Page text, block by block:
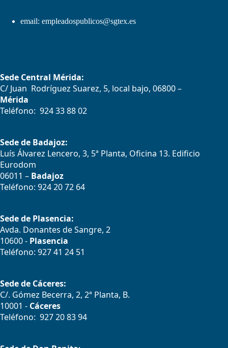
email: empleadospublicos@sgtex.es
Sede Central Mérida:
C/ Juan Rodríguez Suarez, 5, local bajo, 06800 –
Mérida
Teléfono: 924 33 88 02
Sede de Badajoz:
Luís Álvarez Lencero, 3, 5ª Planta, Oficina 13. Edificio
Eurodom
06011 – Badajoz
Teléfono: 924 20 72 64
Sede de Plasencia:
Avda. Donantes de Sangre, 2
10600 - Plasencia
Teléfono: 927 41 24 51
Sede de Cáceres:
C/. Gómez Becerra, 2, 2ª Planta, B.
10001 - Cáceres
Teléfono: 927 20 83 94